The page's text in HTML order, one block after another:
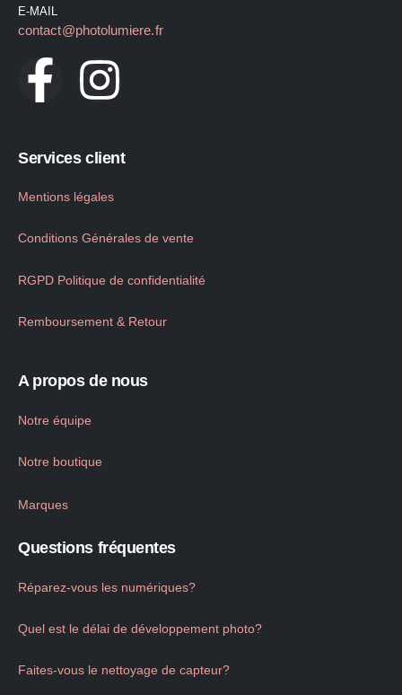
E-MAIL
contact@photolumiere.fr
Services client
Mentions légales
Conditions Générales de vente
RGPD Politique de confidentialité
Remboursement & Retour
A propos de nous
Notre équipe
Notre boutique
Marques
Questions fréquentes
Réparez-vous les numériques?
Quel est le délai de développement photo?
Faites-vous le nettoyage de capteur?